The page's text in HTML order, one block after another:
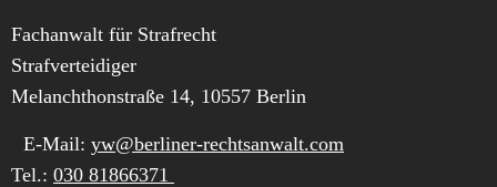
Fachanwalt für Strafrecht
Strafverteidiger
Melanchthonstraße 14, 10557 Berlin
E-Mail: yw@berliner-rechtsanwalt.com
Tel.: 030 81866371